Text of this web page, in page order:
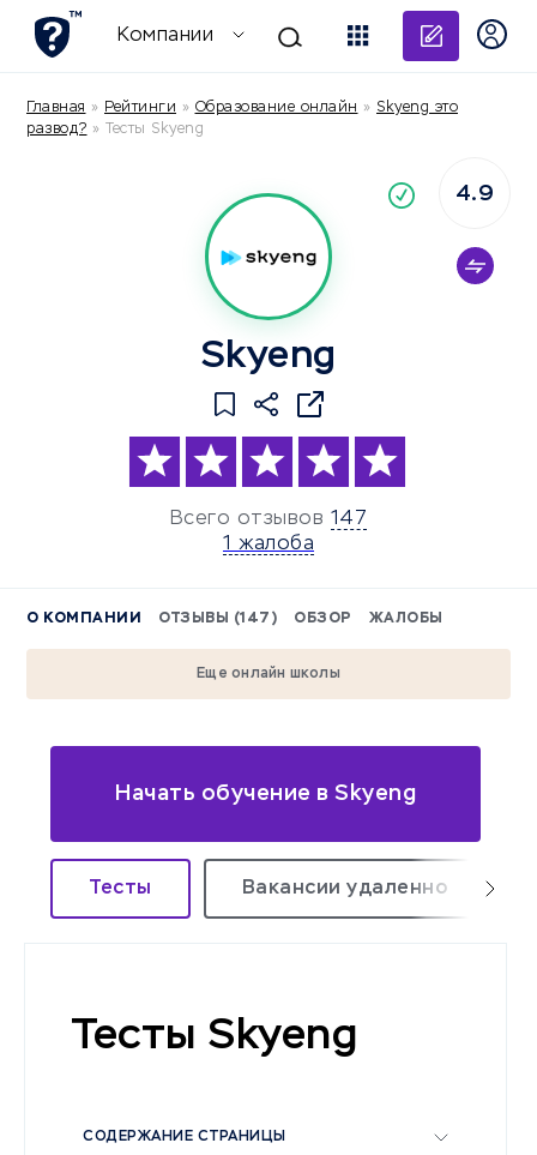
Компании
Главная » Рейтинги » Образование онлайн » Skyeng это
развод? » Тесты Skyeng
Skyeng
Всего отзывов 147
1 жалоба
4.9
О КОМПАНИИ ОТЗЫВЫ (147) ОБЗОР ЖАЛОБЫ
Еще онлайн школы
Начать обучение в Skyeng
Тесты Вакансии удаленно
Тесты Skyeng
СОДЕРЖАНИЕ СТРАНИЦЫ